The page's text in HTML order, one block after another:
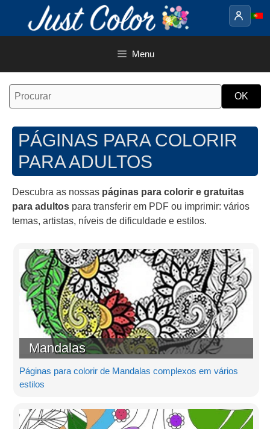
o
Menu
PÁGINAS PARA COLORIR
PARA ADULTOS
Descubra as nossas páginas para colorir e gratuitas
para adultos para transferir em PDF ou imprimir: vários
temas, artistas, níveis de dificuldade e estilos.
Mandalas
Páginas para colorir de Mandalas complexos em vários
estilos